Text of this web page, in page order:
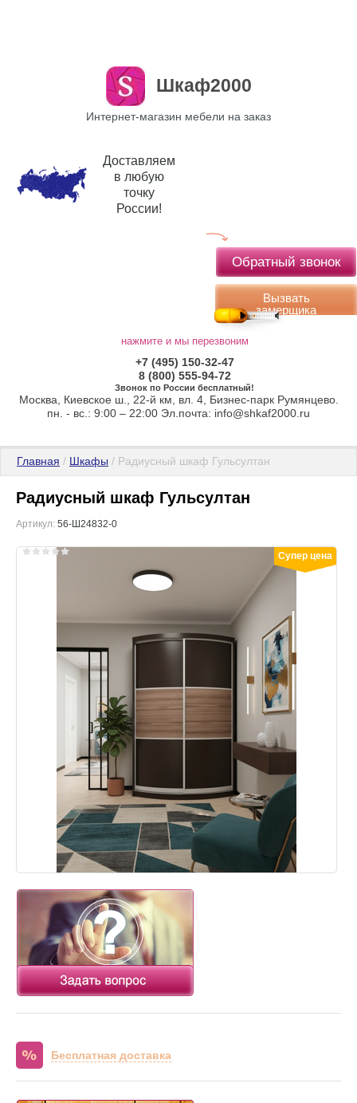
Шкаф2000
Интернет-магазин мебели на заказ
Доставляем
в любую
точку
России!
Обратный звонок
Вызвать
замерщика
нажмите и мы перезвоним
+7 (495) 150-32-47
8 (800) 555-94-72
Звонок по России бесплатный!
Москва, Киевское ш., 22-й км, вл. 4, Бизнес-парк Румянцево.
пн. - вс.: 9:00 – 22:00 Эл.почта: info@shkaf2000.ru
Главная / Шкафы / Радиусный шкаф Гульсултан
Радиусный шкаф Гульсултан
Артикул: 56-Ш24832-0
Супер цена
Бесплатная доставка